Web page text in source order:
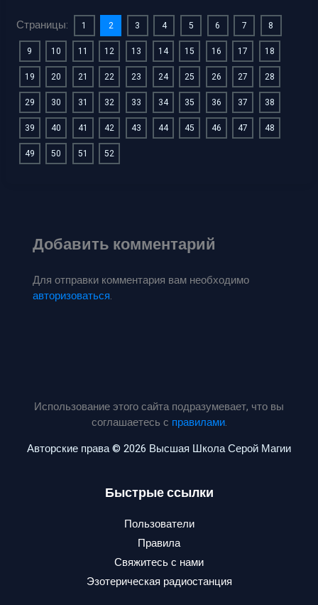
Страницы: 1 2 3 4 5 6 7
8
9
10 11 12 13 14 15 16 17
18
19
20 21 22 23 24 25 26 27
28
29
30 31 32 33 34 35 36 37
38
39
40 41 42 43 44 45 46 47
48
49
50 51 52
Добавить комментарий
Для отправки комментария вам необходимо
авторизоваться.
Использование этого сайта подразумевает, что вы
соглашаетесь с правилами.
Авторские права © 2026 Высшая Школа Серой Магии
Быстрые ссылки
Пользователи
Правила
Свяжитесь с нами
Эзотерическая радиостанция